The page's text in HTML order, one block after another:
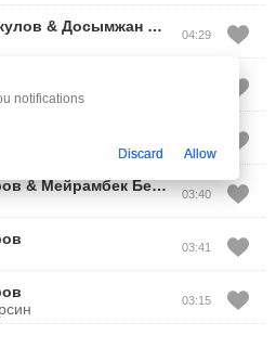
& Досымжан Танатаров
04:29
&Мейрамбек Беспаев
03:40
03:41
03:15
notifications
Discard Allow